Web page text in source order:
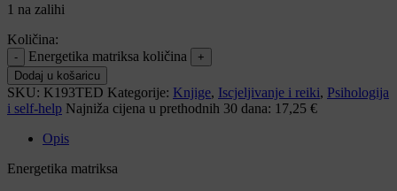
1 na zalihi
Količina:
Energetika matriksa količina
Dodaj u košaricu
SKU: K193TED Kategorije: Knjige, Iscjeljivanje i reiki, Psihologija
i self-help Najniža cijena u prethodnih 30 dana: 17,25 €
Opis
Energetika matriksa